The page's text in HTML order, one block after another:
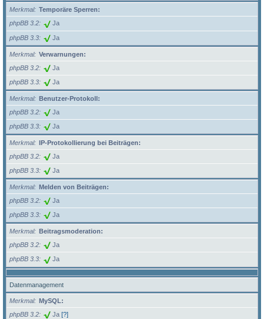
Merkmal
Temporäre Sperren:
phpBB 3.2
Ja
phpBB 3.3 Ja
Merkmal
Verwarnungen:
phpBB 3.2
Ja
phpBB 3.3 Ja
Merkmal
Benutzer-Protokoll:
phpBB 3.2
Ja
phpBB 3.3 Ja
Merkmal
IP-Protokollierung bei Beiträgen:
phpBB 3.2
Ja
phpBB 3.3 Ja
Merkmal
Melden von Beiträgen:
phpBB 3.2
Ja
phpBB 3.3 Ja
Merkmal
Beitragsmoderation:
phpBB 3.2
Ja
phpBB 3.3 Ja
Datenmanagement
Merkmal
MySQL:
phpBB 3.2
Ja [?]